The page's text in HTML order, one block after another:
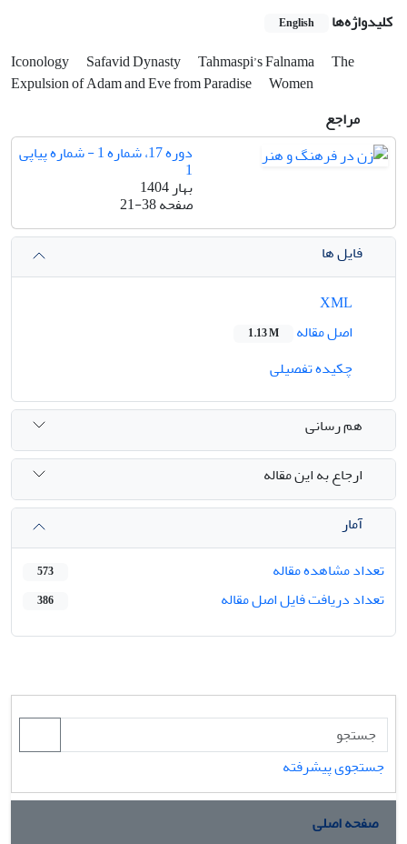
کلیدواژه‌ها English
Iconology Safavid Dynasty Tahmaspi’s Falnama
The
Expulsion of Adam and Eve from Paradise
Women
مراجع
دوره 17، شماره 1 - شماره پیاپی
1
بهار 1404
صفحه21-38
فایل ها
اصل مقاله
1.13 M
چکیده تفصیلی
هم رسانی
ارجاع به این مقاله
آمار
تعداد مشاهده مقاله
573
تعداد دریافت فایل اصل مقاله 386
جستجوی پیشرفته
صفحه اصلی